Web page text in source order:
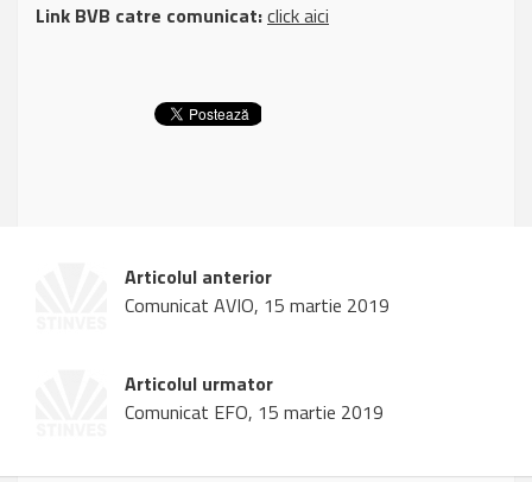
Link BVB catre comunicat:click aici
Articolul anterior
Comunicat AVIO, 15 martie 2019
Articolul urmator
Comunicat EFO, 15 martie 2019